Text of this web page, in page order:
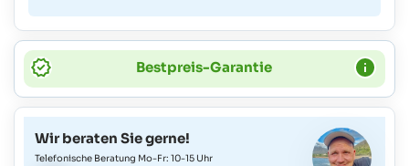
Bestpreis-Garantie
Wir beraten Sie gerne!
Telefonische Beratung Mo-Fr: 10-15 Uhr